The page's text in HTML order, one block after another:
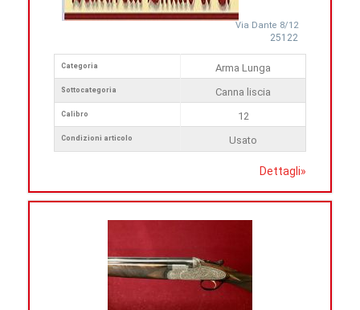
Via Dante 8/12
25122
Categoria
Sottocategoria
Calibro
Condizioni articolo
Arma Lunga
Canna liscia
12
Usato
Dettagli»